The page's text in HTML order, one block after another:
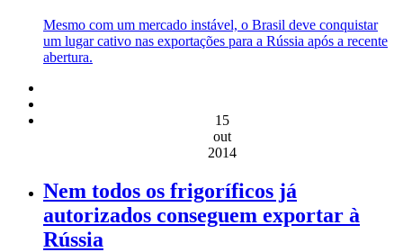
Mesmo com um mercado instável, o Brasil deve conquistar
um lugar cativo nas exportações para a Rússia após a recente
abertura.
15
out
2014
Nem todos os frigoríficos já
autorizados conseguem exportar à
Rússia